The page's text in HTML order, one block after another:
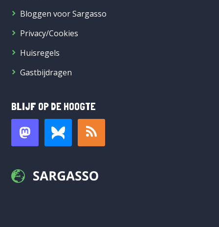
Bloggen voor Sargasso
Privacy/Cookies
Huisregels
Gastbijdragen
BLIJF OP DE HOOGTE